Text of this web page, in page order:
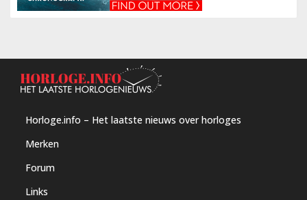
Horloge.info – Het laatste nieuws over horloges
Merken
Forum
Links